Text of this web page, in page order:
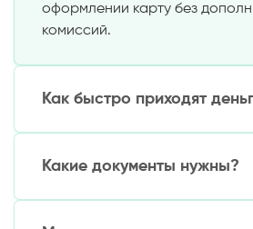
оформлении карту без
комиссий.
Как быстро приходят
От 5 минут до 1 часапосле
за 2–15 минут
при корректно
данных.
Какие документы нужны?
Толькопаспорт Узбекистана